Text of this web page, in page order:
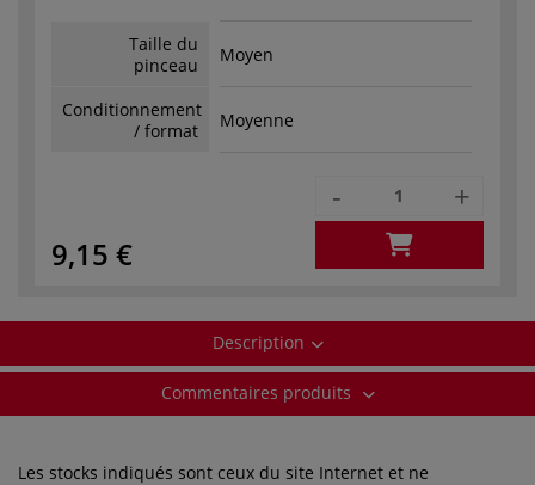
Taille du
pinceau
Moyen
Conditionnement
/ format
Moyenne
9,15 €
- +
Description
Commentaires produits
Les stocks indiqués sont ceux du site Internet et ne